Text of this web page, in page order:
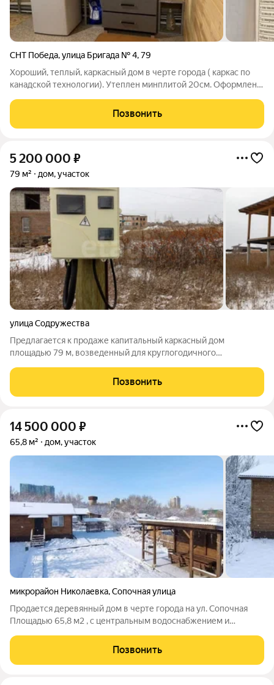
СНТ Победа,улица Бригада № 4,79
Хороший, теплый, каркасный дом в черте города ( каркас по
канадской технологии). Утеплен минплитой 20см. Оформлен
77а/79д). Можно прописаться. Въезд-выезд как со стороны
проспекта Свободный, так
Позвонить
5 200 000 ₽
79 м² дом, участок
улица Содружества
Предлагается к продаже капитальный каркасный дом
площадью 79 м, возведенный для круглогодичного
Участок ИЖС составляет 600 м, он не замусорен и обладает
плодородным потенциалом для последующего
Позвонить
14 500 000 ₽
65,8 м² дом, участок
микрорайон Николаевка,Сопочная улица
Продается деревянный дом в черте города на ул. Сопочная
Площадью 65,8 м2 , с центральным водоснабжением и
санузлом. Дом облицован изнутри. Имеется минимальный
необходимый набор мебели. На участке
Позвонить